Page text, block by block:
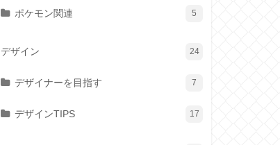
ポケモン関連 5
デザイン 24
デザイナーを目指す 7
デザインTIPS 17